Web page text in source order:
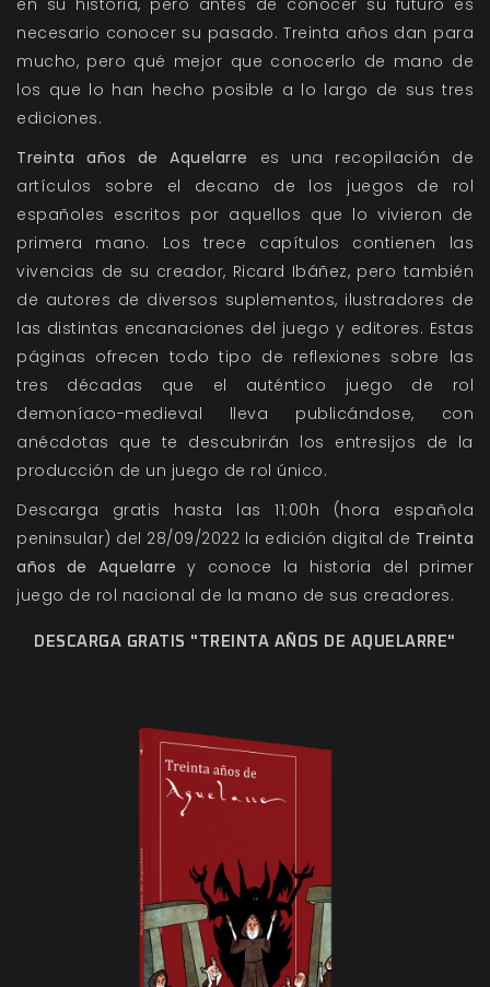
en su historia, pero antes de conocer su futuro es
necesario conocer su pasado. Treinta años dan para
mucho, pero qué mejor que conocerlo de mano de
los que lo han hecho posible a lo largo de sus tres
ediciones.
Treinta años de Aquelarre es una recopilación de
artículos sobre el decano de los juegos de rol
españoles escritos por aquellos que lo vivieron de
primera mano. Los trece capítulos contienen las
vivencias de su creador, Ricard Ibáñez, pero también
de autores de diversos suplementos, ilustradores de
las distintas encanaciones del juego y editores. Estas
páginas ofrecen todo tipo de reflexiones sobre las
tres décadas que el auténtico juego de rol
demoníaco-medieval lleva publicándose, con
anécdotas que te descubrirán los entresijos de la
producción de un juego de rol único.
Descarga gratis hasta las 11:00h (hora española
peninsular) del 28/09/2022 la edición digital de Treinta
años de Aquelarre y conoce la historia del primer
juego de rol nacional de la mano de sus creadores.
DESCARGA GRATIS "TREINTA AÑOS DE AQUELARRE"